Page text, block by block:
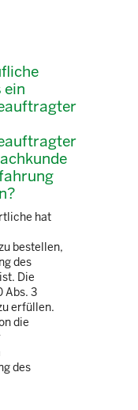
ein
hat
bestellen,
des
Die
Abs. 3
erfüllen.
die
des